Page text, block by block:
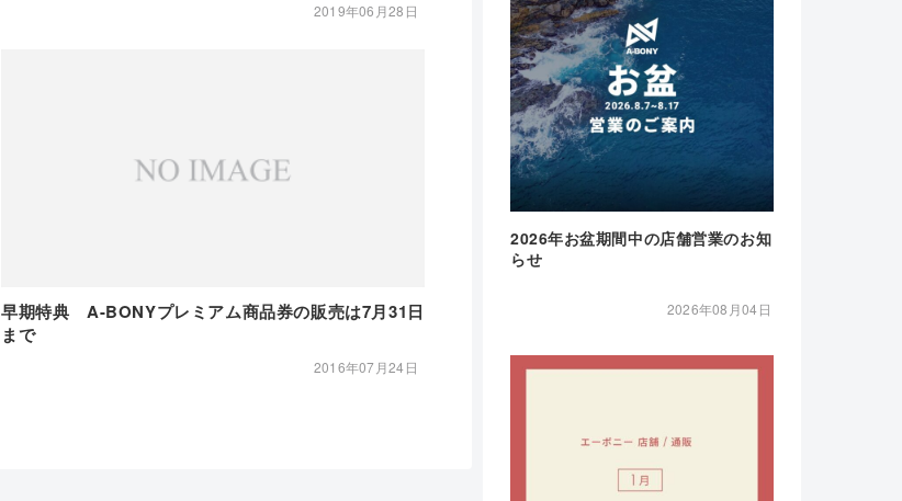
2019年06月28日
早期特典 A-BONYプレミアム商品券の販売は7月31日
まで
2016年07月24日
2026年お盆期間中の店舗営業のお知
らせ
2026年08月04日